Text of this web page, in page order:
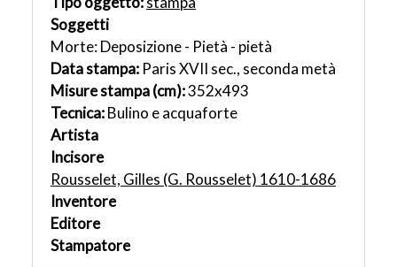
Soggetti
Morte: Deposizione - Pietà - pietà
Data stampa: Paris XVII sec., seconda metà
Misure stampa (cm):352x493
Tecnica:Bulino e acquaforte
Artista
Incisore
Rousselet, Gilles (G. Rousselet) 1610-1686
Inventore
Editore
Stampatore